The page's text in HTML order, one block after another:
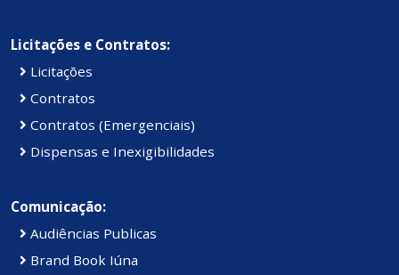
Licitações e Contratos:
Licitações
Contratos
Contratos (Emergenciais)
Dispensas e Inexigibilidades
Comunicação:
Audiências Publicas
Brand Book Iúna